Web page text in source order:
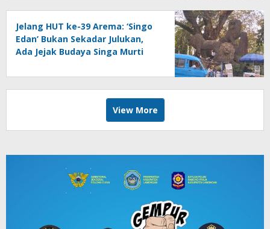
Jelang HUT ke-39 Arema: ‘Singo
Edan’ Bukan Sekadar Julukan,
Ada Jejak Budaya Singa Murti
View More